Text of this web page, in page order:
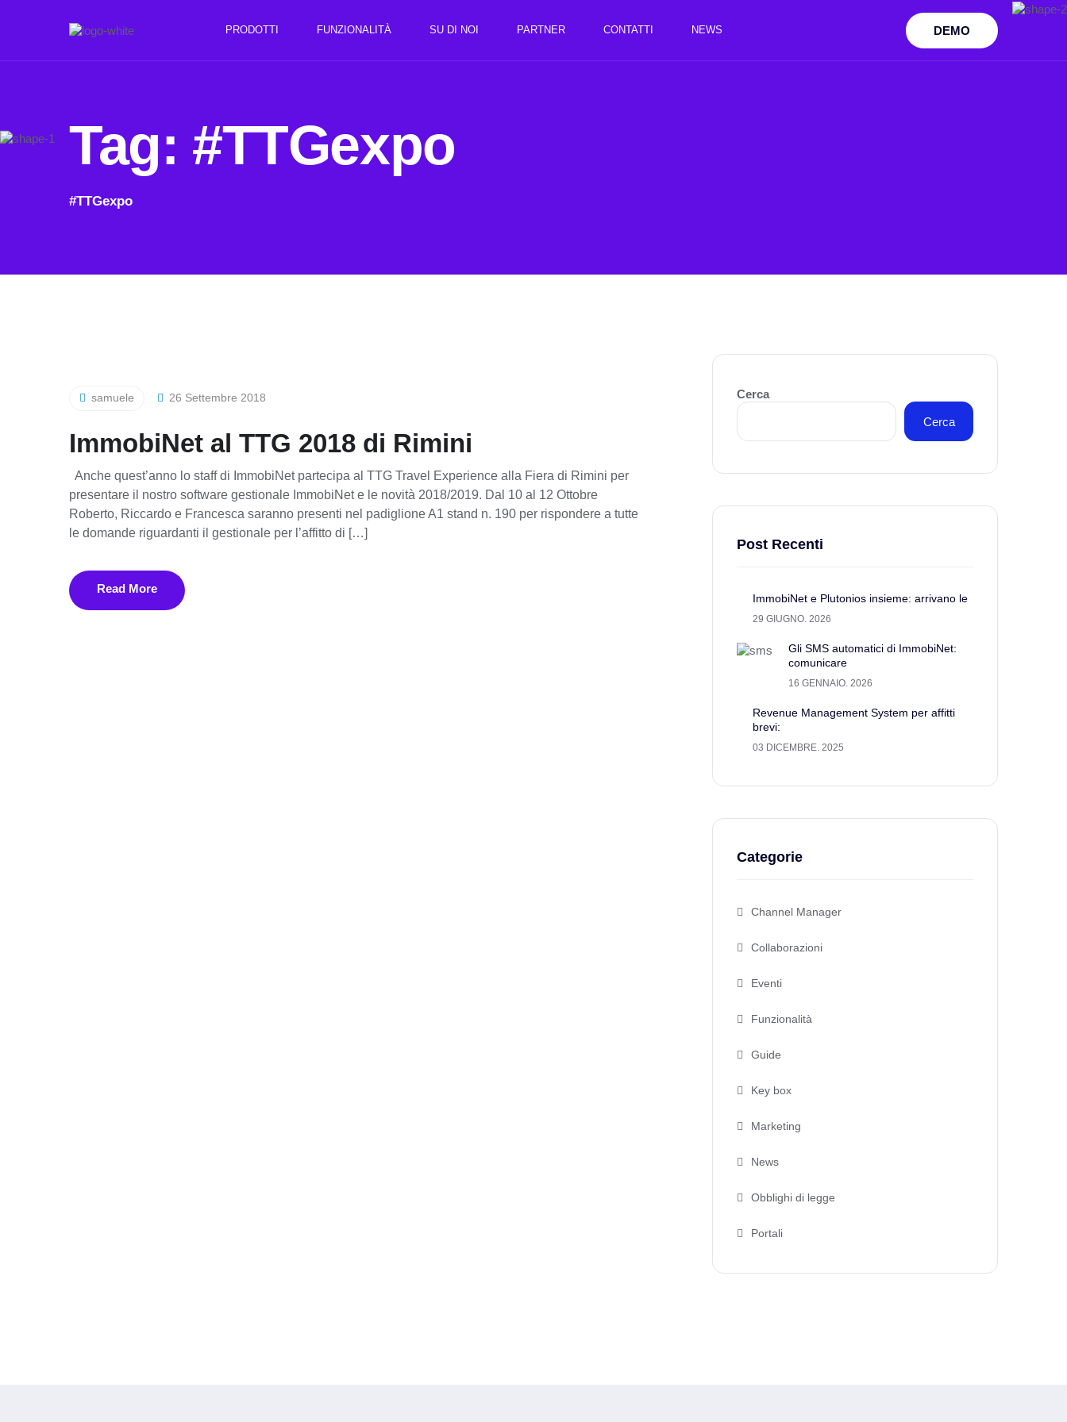
PRODOTTI FUNZIONALITÀ SU DI NOI PARTNER CONTATTI NEWS DEMO
Tag: #TTGexpo
#TTGexpo
samuele 26 Settembre 2018
ImmobiNet al TTG 2018 di Rimini
Anche quest’anno lo staff di ImmobiNet partecipa al TTG Travel Experience alla Fiera di Rimini per
presentare il nostro software gestionale ImmobiNet e le novità 2018/2019. Dal 10 al 12 Ottobre
Roberto, Riccardo e Francesca saranno presenti nel padiglione A1 stand n. 190 per rispondere a tutte
le domande riguardanti il gestionale per l’affitto di […]
Read More
Cerca
Cerca
Post Recenti
ImmobiNet e Plutonios insieme: arrivano le
29 GIUGNO. 2026
Gli SMS automatici di ImmobiNet:
comunicare
16 GENNAIO. 2026
Revenue Management System per affitti
brevi:
03 DICEMBRE. 2025
Categorie
Channel Manager
Collaborazioni
Eventi
Funzionalità
Guide
Key box
Marketing
News
Obblighi di legge
Portali